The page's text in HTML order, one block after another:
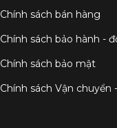
Chính sách bán hàng
Chính sách bảo hành -
Chính sách bảo mật
Chính sách Vận chuyển